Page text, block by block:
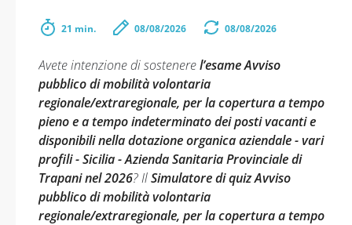
21 min. 08/08/2026 08/08/2026
Avete intenzione di sostenerel’esame Avviso
pubblico di mobilità volontaria
regionale/extraregionale, per la copertura a tempo
pieno e a tempo indeterminato dei posti vacanti e
disponibili nella dotazione organica aziendale - vari
profili - Sicilia - Azienda Sanitaria Provinciale di
Trapani nel 2026? IlSimulatore di quiz Avviso
pubblico di mobilità volontaria
regionale/extraregionale, per la copertura a tempo